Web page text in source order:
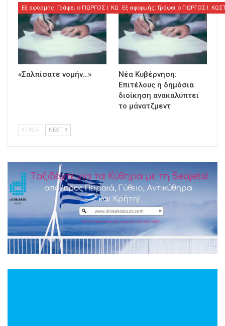
Εξ αφορμής: Γράφει ο ΓΙΩΡΓΟΣ Ι. ΚΩΣΤΟΥΛΑΣ
«Σαλπίσατε νομήν…»
Εξ αφορμής: Γράφει ο ΓΙΩΡΓΟΣ Ι.
Νέα Κυβέρνηση:
Επιτέλους η δημόσια
διοίκηση ανακαλύπτει
το μάνατζμεντ
PREV NEXT